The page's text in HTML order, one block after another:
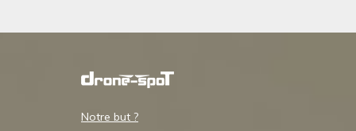
Notre but ?